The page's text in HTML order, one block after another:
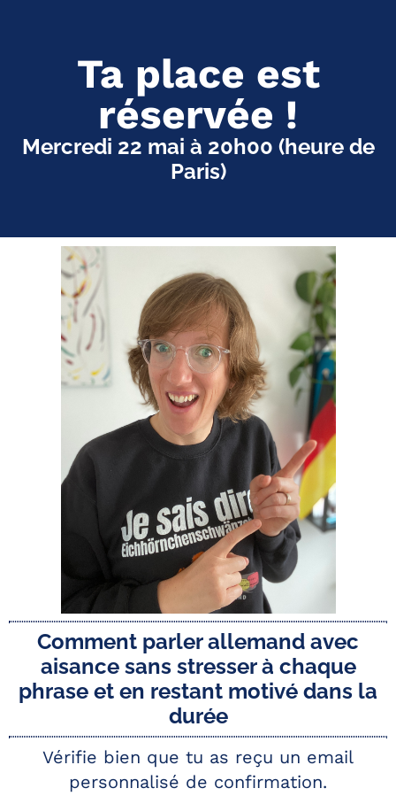
Ta place est
réservée !
Mercredi 22 mai à 20h00 (heure de
Paris)
Comment parler allemand avec
aisance sans stresser à chaque
phrase et en restant motivé dans la
durée
Vérifie bien que tu as reçu un email
personnalisé de confirmation.